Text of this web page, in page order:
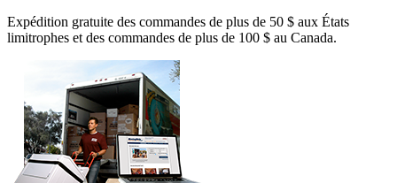
Expédition gratuite des commandes de plus de 50 $ aux États
limitrophes et des commandes de plus de 100 $ au Canada.